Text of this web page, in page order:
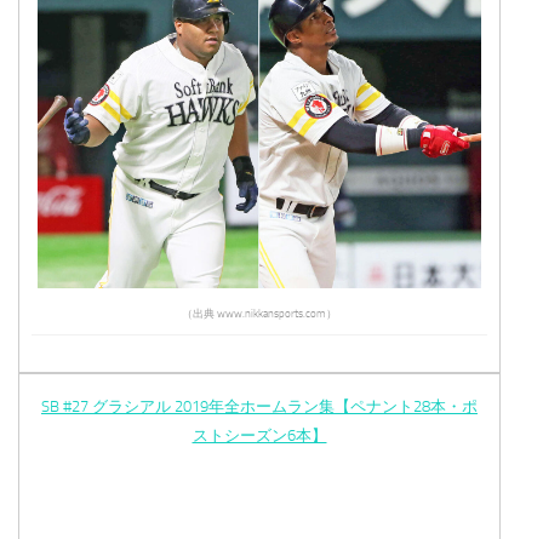
（出典 www.nikkansports.com）
SB #27 グラシアル 2019年全ホームラン集【ペナント28本・ポ
ストシーズン6本】